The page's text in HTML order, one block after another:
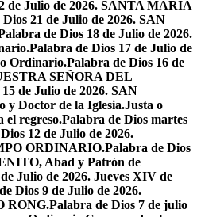
de Julio de 2026. SANTA MARÍA
21 de Julio de 2026. SAN
de Dios 18 de Julio de 2026.
Palabra de Dios 17 de Julio de
Ordinario.Palabra de Dios 16 de
SEÑORA DEL
de Julio de 2026. SAN
Doctor de la Iglesia.Justa o
el regreso.Palabra de Dios martes
12 de Julio de 2026.
ORDINARIO.Palabra de Dios
Abad y Patrón de
Julio de 2026. Jueves XIV de
Dios 9 de Julio de 2026.
RONG.Palabra de Dios 7 de julio